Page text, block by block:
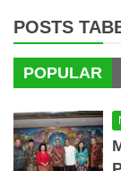
POSTS
POPULAR